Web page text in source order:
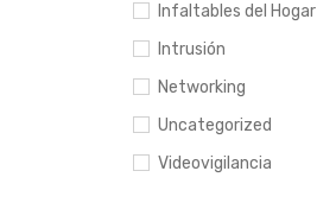
Infaltables del Hogar
Intrusión
Networking
Uncategorized
Videovigilancia